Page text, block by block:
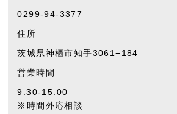
0299-94-3377
住所
茨城県神栖市知手3061−184
営業時間
9:30-15:00
※時間外応相談